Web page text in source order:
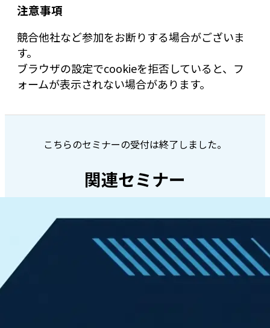
注意事項
競合他社など参加をお断りする場合がございま
す。
ブラウザの設定でcookieを拒否していると、フ
ォームが表示されない場合があります。
こちらのセミナーの受付は終了しました。
関連セミナー